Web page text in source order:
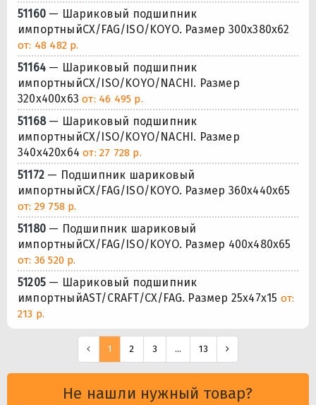
51160— Шариковый подшипник
импортныйCX/FAG/ISO/KOYO. Размер 300x380x62
от: 48 482 р.
51164— Шариковый подшипник
импортныйCX/ISO/KOYO/NACHI. Размер
320x400x63от: 46 495 р.
51168— Шариковый подшипник
импортныйCX/ISO/KOYO/NACHI. Размер
340x420x64от: 27 728 р.
51172— Подшипник шариковый
импортныйCX/FAG/ISO/KOYO. Размер 360x440x65
от: 29 758 р.
51180— Подшипник шариковый
импортныйCX/FAG/ISO/KOYO. Размер 400x480x65
от: 36 520 р.
51205— Шариковый подшипник
импортныйAST/CRAFT/CX/FAG. Размер 25x47x15 от:
213 р.
1 2 3 ... 13
Не нашли нужный товар?